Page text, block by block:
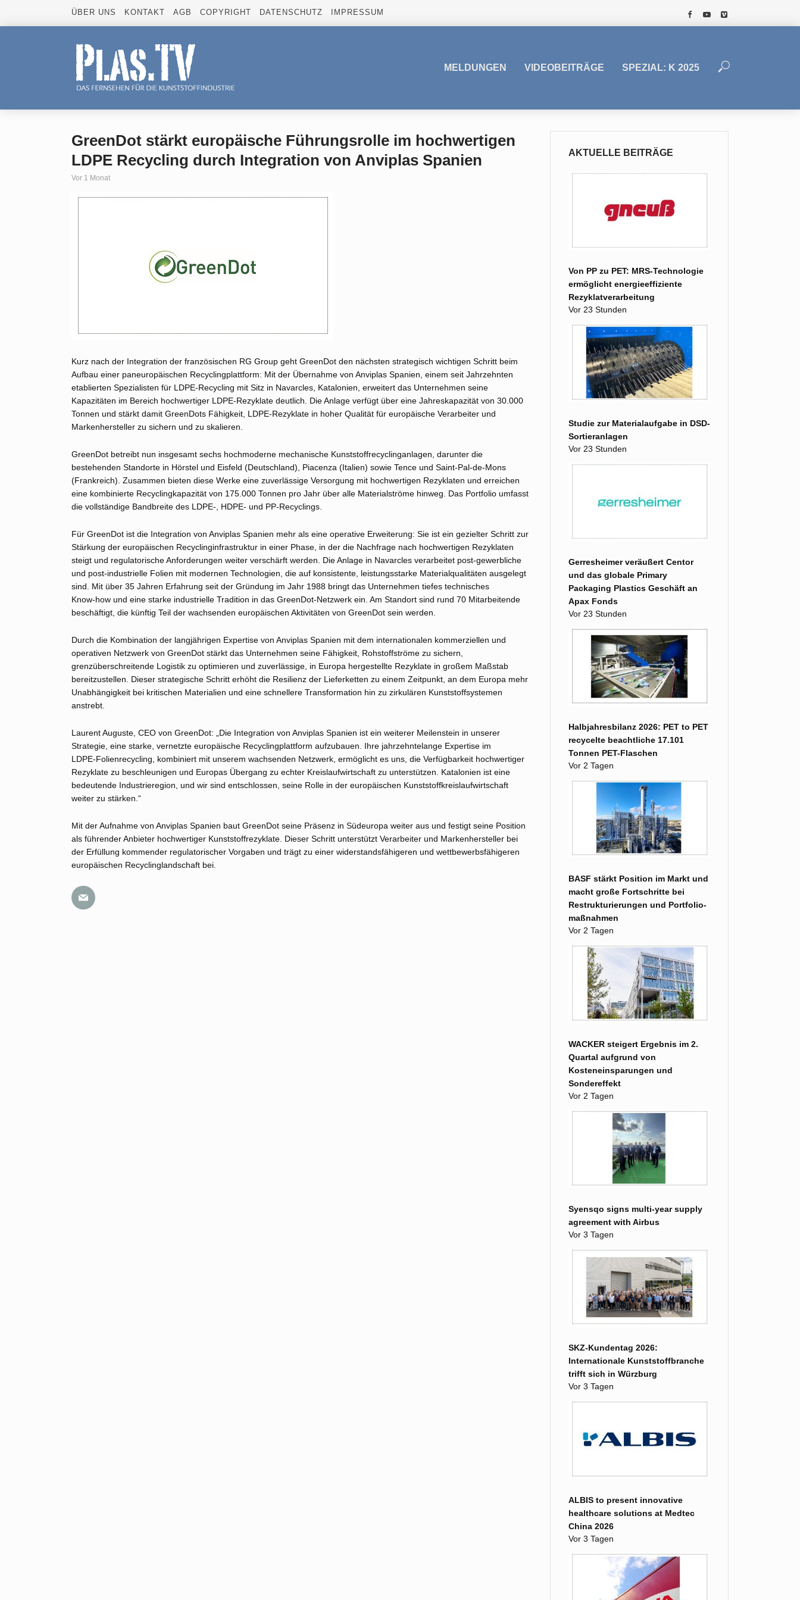
ÜBER UNS KONTAKT AGB COPYRIGHT DATENSCHUTZ IMPRESSUM
MELDUNGEN VIDEOBEITRÄGE SPEZIAL: K 2025
GreenDot stärkt europäische Führungsrolle im hochwertigen
LDPE Recycling durch Integration von Anviplas Spanien
Vor 1 Monat
Kurz nach der Integration der französischen RG Group geht GreenDot den nächsten strategisch wichtigen Schritt beim
Aufbau einer paneuropäischen Recyclingplattform: Mit der Übernahme von Anviplas Spanien, einem seit Jahrzehnten
etablierten Spezialisten für LDPE‑Recycling mit Sitz in Navarcles, Katalonien, erweitert das Unternehmen seine
Kapazitäten im Bereich hochwertiger LDPE‑Rezyklate deutlich. Die Anlage verfügt über eine Jahreskapazität von 30.000
Tonnen und stärkt damit GreenDots Fähigkeit, LDPE‑Rezyklate in hoher Qualität für europäische Verarbeiter und
Markenhersteller zu sichern und zu skalieren.
GreenDot betreibt nun insgesamt sechs hochmoderne mechanische Kunststoffrecyclinganlagen, darunter die
bestehenden Standorte in Hörstel und Eisfeld (Deutschland), Piacenza (Italien) sowie Tence und Saint‑Pal‑de‑Mons
(Frankreich). Zusammen bieten diese Werke eine zuverlässige Versorgung mit hochwertigen Rezyklaten und erreichen
eine kombinierte Recyclingkapazität von 175.000 Tonnen pro Jahr über alle Materialströme hinweg. Das Portfolio umfasst
die vollständige Bandbreite des LDPE‑, HDPE‑ und PP‑Recyclings.
Für GreenDot ist die Integration von Anviplas Spanien mehr als eine operative Erweiterung: Sie ist ein gezielter Schritt zur
Stärkung der europäischen Recyclinginfrastruktur in einer Phase, in der die Nachfrage nach hochwertigen Rezyklaten
steigt und regulatorische Anforderungen weiter verschärft werden. Die Anlage in Navarcles verarbeitet post‑gewerbliche
und post‑industrielle Folien mit modernen Technologien, die auf konsistente, leistungsstarke Materialqualitäten ausgelegt
sind. Mit über 35 Jahren Erfahrung seit der Gründung im Jahr 1988 bringt das Unternehmen tiefes technisches
Know‑how und eine starke industrielle Tradition in das GreenDot‑Netzwerk ein. Am Standort sind rund 70 Mitarbeitende
beschäftigt, die künftig Teil der wachsenden europäischen Aktivitäten von GreenDot sein werden.
Durch die Kombination der langjährigen Expertise von Anviplas Spanien mit dem internationalen kommerziellen und
operativen Netzwerk von GreenDot stärkt das Unternehmen seine Fähigkeit, Rohstoffströme zu sichern,
grenzüberschreitende Logistik zu optimieren und zuverlässige, in Europa hergestellte Rezyklate in großem Maßstab
bereitzustellen. Dieser strategische Schritt erhöht die Resilienz der Lieferketten zu einem Zeitpunkt, an dem Europa mehr
Unabhängigkeit bei kritischen Materialien und eine schnellere Transformation hin zu zirkulären Kunststoffsystemen
anstrebt.
Laurent Auguste, CEO von GreenDot: „Die Integration von Anviplas Spanien ist ein weiterer Meilenstein in unserer
Strategie, eine starke, vernetzte europäische Recyclingplattform aufzubauen. Ihre jahrzehntelange Expertise im
LDPE‑Folienrecycling, kombiniert mit unserem wachsenden Netzwerk, ermöglicht es uns, die Verfügbarkeit hochwertiger
Rezyklate zu beschleunigen und Europas Übergang zu echter Kreislaufwirtschaft zu unterstützen. Katalonien ist eine
bedeutende Industrieregion, und wir sind entschlossen, seine Rolle in der europäischen Kunststoffkreislaufwirtschaft
weiter zu stärken.“
Mit der Aufnahme von Anviplas Spanien baut GreenDot seine Präsenz in Südeuropa weiter aus und festigt seine Position
als führender Anbieter hochwertiger Kunststoffrezyklate. Dieser Schritt unterstützt Verarbeiter und Markenhersteller bei
der Erfüllung kommender regulatorischer Vorgaben und trägt zu einer widerstandsfähigeren und wettbewerbsfähigeren
europäischen Recyclinglandschaft bei.
AKTUELLE BEITRÄGE
Von PP zu PET: MRS-Technologie
ermöglicht energieeffiziente
Rezyklatverarbeitung
Vor 23 Stunden
Studie zur Materialaufgabe in DSD-
Sortieranlagen
Vor 23 Stunden
Gerresheimer veräußert Centor
und das globale Primary
Packaging Plastics Geschäft an
Apax Fonds
Vor 23 Stunden
Halbjahresbilanz 2026: PET to PET
recycelte beachtliche 17.101
Tonnen PET-Flaschen
Vor 2 Tagen
BASF stärkt Position im Markt und
macht große Fort­schritte bei
Restruk­turierungen und Portfolio­
maß­nahmen
Vor 2 Tagen
WACKER steigert Ergebnis im 2.
Quartal aufgrund von
Kosteneinsparungen und
Sondereffekt
Vor 2 Tagen
Syensqo signs multi-year supply
agreement with Airbus
Vor 3 Tagen
SKZ-Kundentag 2026:
Internationale Kunststoffbranche
trifft sich in Würzburg
Vor 3 Tagen
ALBIS to present innovative
healthcare solutions at Medtec
China 2026
Vor 3 Tagen